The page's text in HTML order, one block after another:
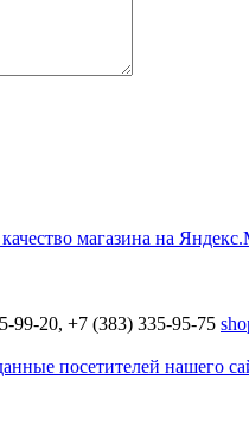
99-20, +7 (383) 335-95-75
посетителей нашего